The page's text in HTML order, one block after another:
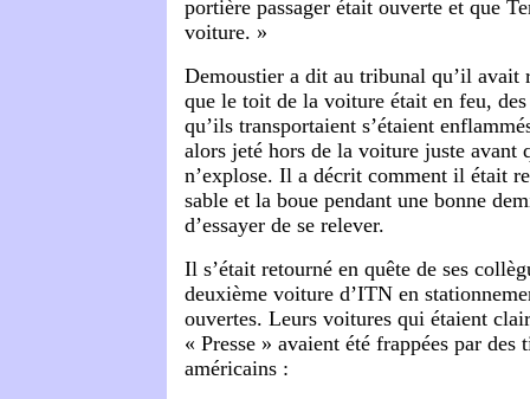
portière passager était ouverte et que
voiture. »
Demoustier a dit au tribunal qu’il avait
que le toit de la voiture était en feu, des
qu’ils transportaient s’étaient
alors jeté hors de la voiture juste avant
n’explose. Il a décrit comment il était
sable et la boue pendant une bonne
d’essayer de se relever.
Il s’était retourné en quête de ses
deuxième voiture d’ITN en
ouvertes. Leurs voitures qui étaient
« Presse » avaient été frappées par des
américains :